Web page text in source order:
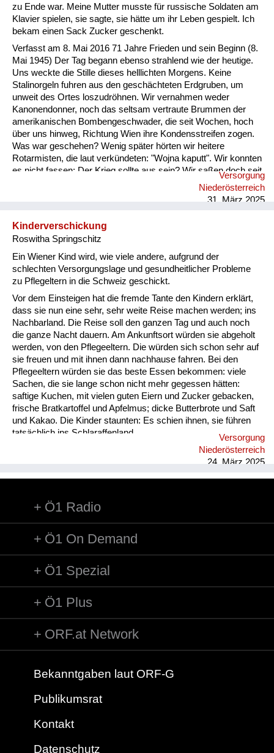
zu Ende war. Meine Mutter musste für russische Soldaten am
Klavier spielen, sie sagte, sie hätte um ihr Leben gespielt. Ich
bekam einen Sack Zucker geschenkt.
Verfasst am 8. Mai 2016 71 Jahre Frieden und sein Beginn (8.
Mai 1945) Der Tag begann ebenso strahlend wie der heutige.
Uns weckte die Stille dieses helllichten Morgens. Keine
Stalinorgeln fuhren aus den geschächteten Erdgruben, um
unweit des Ortes loszudröhnen. Wir vernahmen weder
Kanonendonner, noch das seltsam vertraute Brummen der
amerikanischen Bombengeschwader, die seit Wochen, hoch
über uns hinweg, Richtung Wien ihre Kondensstreifen zogen.
Was war geschehen? Wenig später hörten wir heitere
Rotarmisten, die laut verkündeten: "Wojna kaputt". Wir konnten
es nicht fassen: Der Krieg sollte aus sein? Wir saßen doch seit
Wochen umgeben von der wütenden Roten Armee nahe
einem heißumkämpften Frontgebiet. Hier, wo Frauen jeglichen
jüngere zur Zwangsarbeit verschleppt wurden, wo man haltlos
plünderte und zerstörte. Was sollte nunmehr aus uns werden,
die wir zusammengepfercht in der Dachkammer einer
ehemaligen Industrie...
Versorgung
Niederösterreich
31. März 2025
Kinderverschickung
Roswitha Springschitz
Ein Wiener Kind wird, wie viele andere, aufgrund der
schlechten Versorgungslage und gesundheitlicher Probleme
zu Pflegeltern in die Schweiz geschickt.
Vor dem Einsteigen hat die fremde Tante den Kindern erklärt,
dass sie nun eine sehr, sehr weite Reise machen werden; ins
Nachbarland. Die Reise soll den ganzen Tag und auch noch
die ganze Nacht dauern. Am Ankunftsort würden sie abgeholt
werden, von den Pflegeeltern. Die würden sich schon sehr auf
sie freuen und mit ihnen dann nachhause fahren. Bei den
Pflegeeltern würden sie das beste Essen bekommen: viele
Sachen, die sie lange schon nicht mehr gegessen hätten:
saftige Kuchen, mit vielen guten Eiern und Zucker gebacken,
frische Bratkartoffel und Apfelmus; dicke Butterbrote und Saft
und Kakao. Die Kinder staunten: Es schien ihnen, sie führen
tatsächlich ins Schlaraffenland...
Versorgung
Niederösterreich
24. März 2025
Ö1 Radio
Ö1 On Demand
Ö1 Spezial
Ö1 Plus
ORF.at Network
Bekanntgaben laut ORF-G
Publikumsrat
Kontakt
Datenschutz